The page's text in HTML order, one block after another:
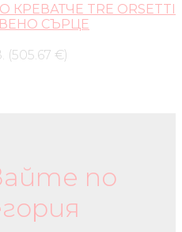
КРЕВАТЧЕ TRE ORSETTI
СЪРЦЕ
(505.67 €)
по